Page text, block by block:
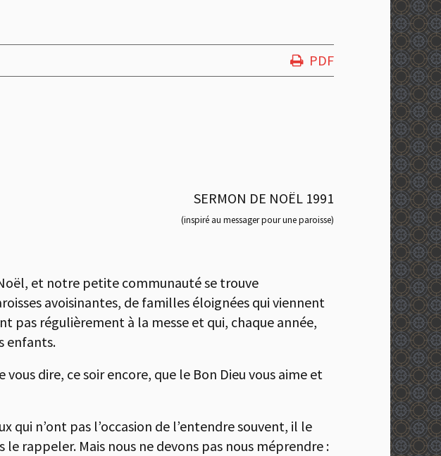
PDF
SERMON DE NOËL 1991
(inspiré au messager pour une paroisse)
et notre petite communauté se trouve
avoisinantes, de familles éloignées qui viennent
pas régulièrement à la messe et qui, chaque année,
enfants.
dire, ce soir encore, que le Bon Dieu vous aime et
qui n’ont pas l’occasion de l’entendre souvent, il le
rappeler. Mais nous ne devons pas nous méprendre :